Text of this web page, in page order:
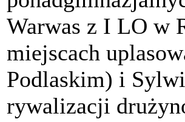
Warwas z I LO w
miejscach
Podlaskim) i
rywalizacji